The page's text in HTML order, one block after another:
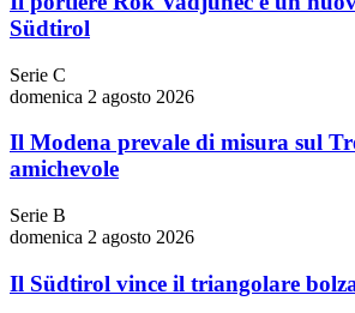
Südtirol
Serie C
domenica 2 agosto 2026
Il Modena prevale di misura sul
amichevole
Serie B
domenica 2 agosto 2026
Il Südtirol vince il triangolare